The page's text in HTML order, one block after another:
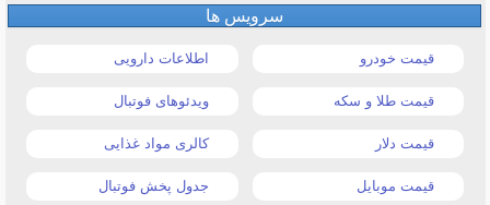
سرویس ها
قیمت خودرو اطلاعات دارویی
قیمت طلا و سکه ویدئوهای فوتبال
قیمت دلار کالری مواد غذایی
قیمت موبایل جدول پخش فوتبال